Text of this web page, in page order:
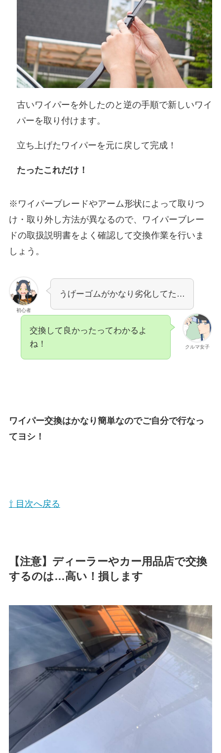
古いワイパーを外したのと逆の手順で新しいワイ
パーを取り付けます。
立ち上げたワイパーを元に戻して完成！
たったこれだけ！
※ワイパーブレードやアーム形状によって取りつ
け・取り外し方法が異なるので、ワイパーブレー
ドの取扱説明書をよく確認して交換作業を行いま
しょう。
初心者
うげーゴムがかなり劣化してた…
クルマ女子
交換して良かったってわかるよ
ね！
ワイパー交換はかなり簡単なのでご自分で行なっ
てヨシ！
⇧ 目次へ戻る
【注意】ディーラーやカー用品店で交換
するのは…高い！損します